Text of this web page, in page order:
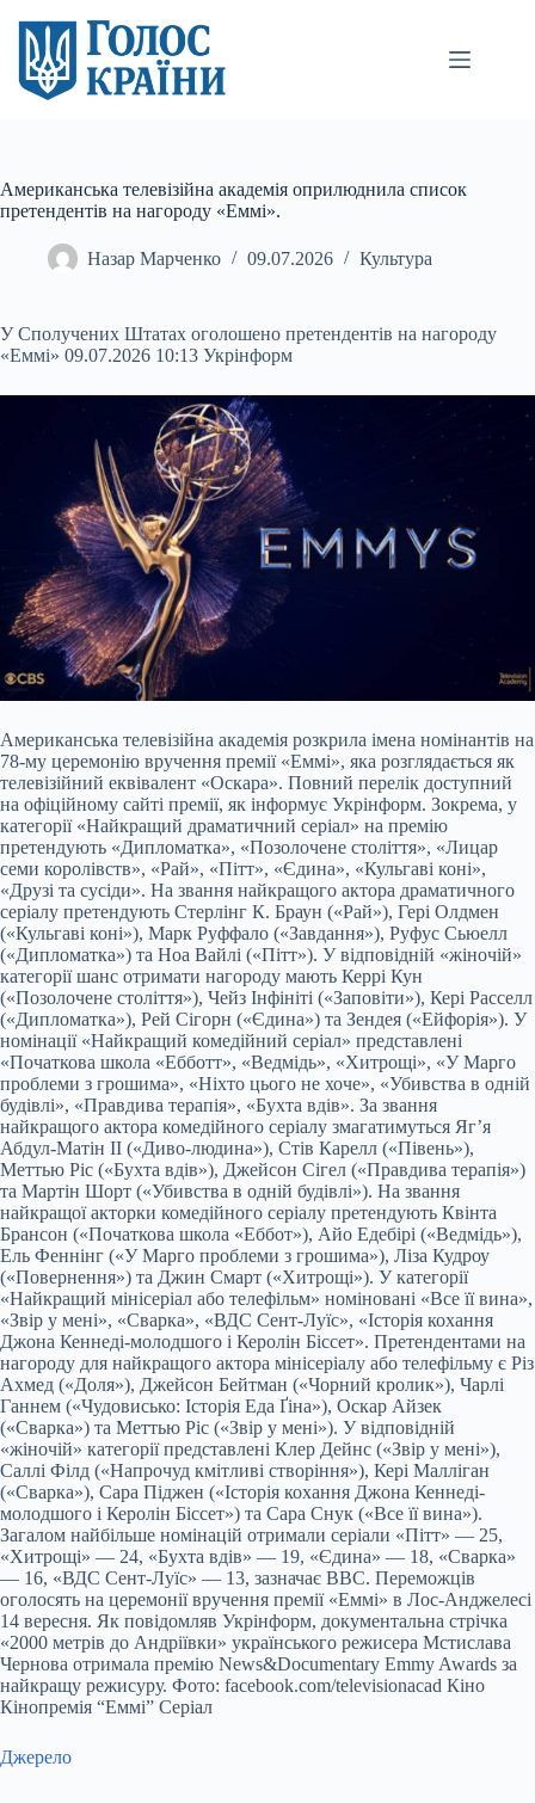
вмісту
Американська телевізійна академія оприлюднила список
претендентів на нагороду «Еммі».
Назар Марченко 09.07.2026 Культура
У Сполучених Штатах оголошено претендентів на нагороду
«Еммі» 09.07.2026 10:13 Укрінформ
Американська телевізійна академія розкрила імена номінантів на
78-му церемонію вручення премії «Еммі», яка розглядається як
телевізійний еквівалент «Оскара». Повний перелік доступний
на офіційному сайті премії, як інформує Укрінформ. Зокрема, у
категорії «Найкращий драматичний серіал» на премію
претендують «Дипломатка», «Позолочене століття», «Лицар
семи королівств», «Рай», «Пітт», «Єдина», «Кульгаві коні»,
«Друзі та сусіди». На звання найкращого актора драматичного
серіалу претендують Стерлінг К. Браун («Рай»), Гері Олдмен
(«Кульгаві коні»), Марк Руффало («Завдання»), Руфус Сьюелл
(«Дипломатка») та Ноа Вайлі («Пітт»). У відповідній «жіночій»
категорії шанс отримати нагороду мають Керрі Кун
(«Позолочене століття»), Чейз Інфініті («Заповіти»), Кері Расселл
(«Дипломатка»), Рей Сігорн («Єдина») та Зендея («Ейфорія»). У
номінації «Найкращий комедійний серіал» представлені
«Початкова школа «Ебботт», «Ведмідь», «Хитрощі», «У Марго
проблеми з грошима», «Ніхто цього не хоче», «Убивства в одній
будівлі», «Правдива терапія», «Бухта вдів». За звання
найкращого актора комедійного серіалу змагатимуться Яг’я
Абдул-Матін II («Диво-людина»), Стів Карелл («Півень»),
Меттью Ріс («Бухта вдів»), Джейсон Сігел («Правдива терапія»)
та Мартін Шорт («Убивства в одній будівлі»). На звання
найкращої акторки комедійного серіалу претендують Квінта
Брансон («Початкова школа «Еббот»), Айо Едебірі («Ведмідь»),
Ель Феннінг («У Марго проблеми з грошима»), Ліза Кудроу
(«Повернення») та Джин Смарт («Хитрощі»). У категорії
«Найкращий мінісеріал або телефільм» номіновані «Все її вина»,
«Звір у мені», «Сварка», «ВДС Сент-Луїс», «Історія кохання
Джона Кеннеді-молодшого і Керолін Біссет». Претендентами на
нагороду для найкращого актора мінісеріалу або телефільму є Різ
Ахмед («Доля»), Джейсон Бейтман («Чорний кролик»), Чарлі
Ганнем («Чудовисько: Історія Еда Ґіна»), Оскар Айзек
(«Сварка») та Меттью Ріс («Звір у мені»). У відповідній
«жіночій» категорії представлені Клер Дейнс («Звір у мені»),
Саллі Філд («Напрочуд кмітливі створіння»), Кері Малліган
(«Сварка»), Сара Піджен («Історія кохання Джона Кеннеді-
молодшого і Керолін Біссет») та Сара Снук («Все її вина»).
Загалом найбільше номінацій отримали серіали «Пітт» — 25,
«Хитрощі» — 24, «Бухта вдів» — 19, «Єдина» — 18, «Сварка»
— 16, «ВДС Сент-Луїс» — 13, зазначає BBC. Переможців
оголосять на церемонії вручення премії «Еммі» в Лос-Анджелесі
14 вересня. Як повідомляв Укрінформ, документальна стрічка
«2000 метрів до Андріївки» українського режисера Мстислава
Чернова отримала премію News&Documentary Emmy Awards за
найкращу режисуру. Фото: facebook.com/televisionacad Кіно
Кінопремія “Еммі” Серіал
Джерело